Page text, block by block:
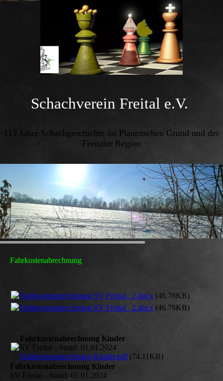
Schachverein Freital e.V.
113 Jahre Schachgeschichte im Plauenschen Grund und der
Freitaler Region
Fahrkostenabrechnung
Fahrkostenabrechnung SV Freital _2.docx (46.78KB)
Fahrkostenabrechnung SV Freital _2.docx (46.78KB)
Fahrkostenabrechnung Kinder
SV Freital - Stand: 01.01.2024
Fahrkostenabrechnung Kinder.pdf(74.11KB)
Fahrkostenabrechnung Kinder
SV Freital - Stand: 01.01.2024